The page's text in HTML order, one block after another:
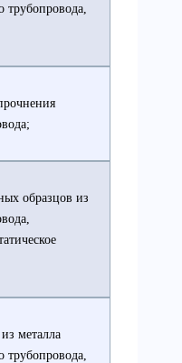
трубопровода,
образцов из
металла
трубопровода,